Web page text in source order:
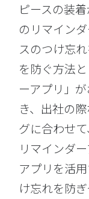
ピースの装
のリマイン
スのつけ忘
を防ぐ方法
ーアプリ」
き、出社の
グに合わせ
リマインダ
アプリを活
け忘れを防